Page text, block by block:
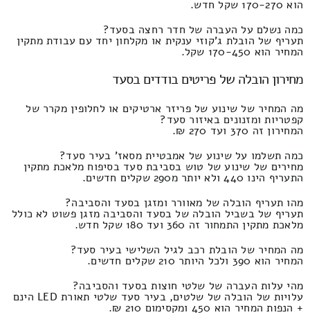
הוא 170-270 שקל חדש.
כמה נשלם על העברה של חדר רחצה בסעד?
תעריף של הובלת ג'קוזי ענקית או מקלחון יחד עם עבודת מתקין
המחיר הוא 170-450 שקל.
מחירון הובלה של פריטים בודדים בסעד
מה המחיר של שינוע של פריזר ארטיקים או לחלופין מקרר של
קפטריות ומזנונים באיזור סעד?
המחירון זה 370 ועד 270 ₪.
כמה תשלמו על שינוע של אמבטיית מסאז' בעיר סעד?
מחירים של שינוע של טוש בסביבת סעד בסיפוח מלאכת מתקין
התעריף הינו 440 ולא יותר מ290 שקלים חדשים.
מהו תעריף הובלה של מאוורר ומזגן בסעד והסביבה?
תעריף של בשביל הובלה של בסעד והסביבה מזגן פשוט לא כולל
מלאכת מתקין התמחור זה 360 ועד 180 שקל חדש.
מה המחיר של הובלת רכב לגיל השלישי בעיר סעד?
המחיר הוא 390 ולכל היותר 210 שקלים חדשים.
מהי עלות העברה של שלטי חוצות בסעד והסביבה?
עלויות של הובלה של שלטים, בעיר סעד שלטי תאורת LED הינם
+ הנפות המחיר הוא 450 ומקסימום 210 ₪.